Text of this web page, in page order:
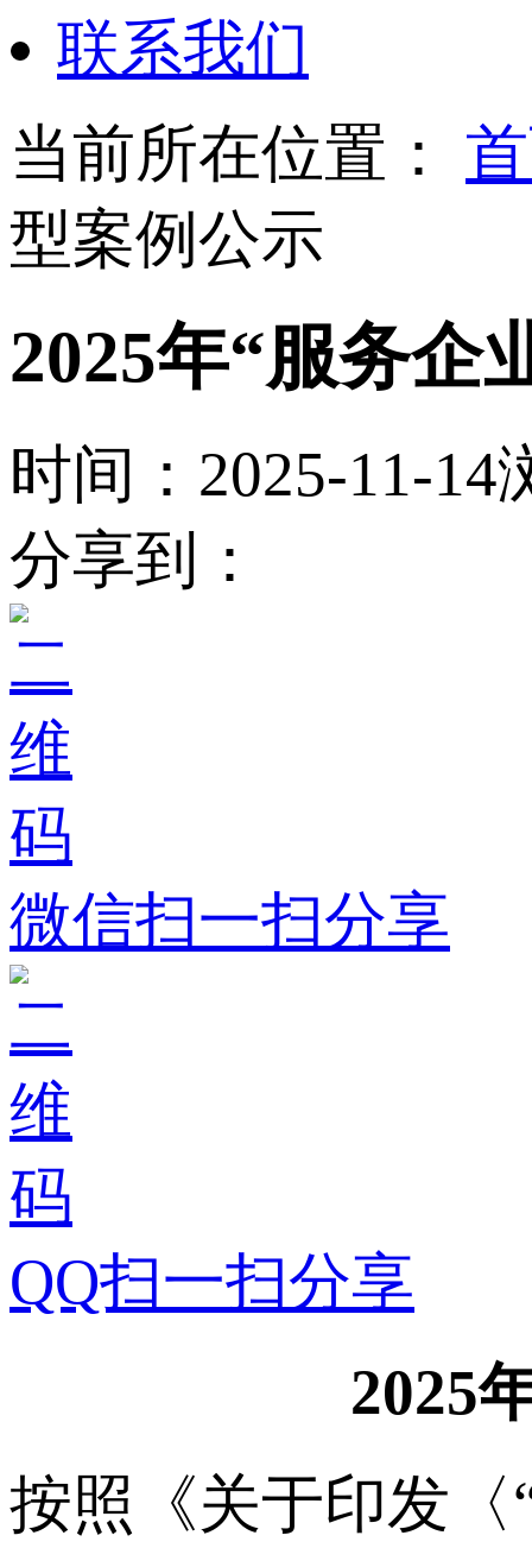
联系我们
当前所在位置：
型案例公示
2025年“服务企
时间：2025-11-14
分享到：
微信扫一扫分享
QQ扫一扫分享
2025
按照《关于印发〈